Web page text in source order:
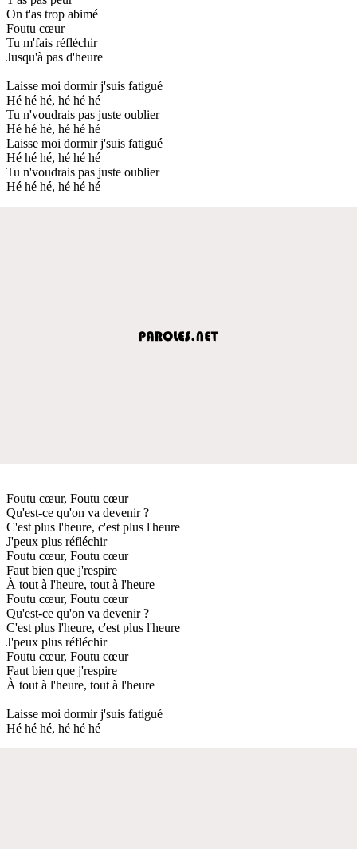
On t'as trop abimé
Foutu cœur
Tu m'fais réfléchir
Jusqu'à pas d'heure
Laisse moi dormir j'suis fatigué
Hé hé hé, hé hé hé
Tu n'voudrais pas juste oublier
Hé hé hé, hé hé hé
Laisse moi dormir j'suis fatigué
Hé hé hé, hé hé hé
Tu n'voudrais pas juste oublier
Hé hé hé, hé hé hé
Foutu cœur, Foutu cœur
Qu'est-ce qu'on va devenir ?
C'est plus l'heure, c'est plus l'heure
J'peux plus réfléchir
Foutu cœur, Foutu cœur
Faut bien que j'respire
À tout à l'heure, tout à l'heure
Foutu cœur, Foutu cœur
Qu'est-ce qu'on va devenir ?
C'est plus l'heure, c'est plus l'heure
J'peux plus réfléchir
Foutu cœur, Foutu cœur
Faut bien que j'respire
À tout à l'heure, tout à l'heure
Laisse moi dormir j'suis fatigué
Hé hé hé, hé hé hé